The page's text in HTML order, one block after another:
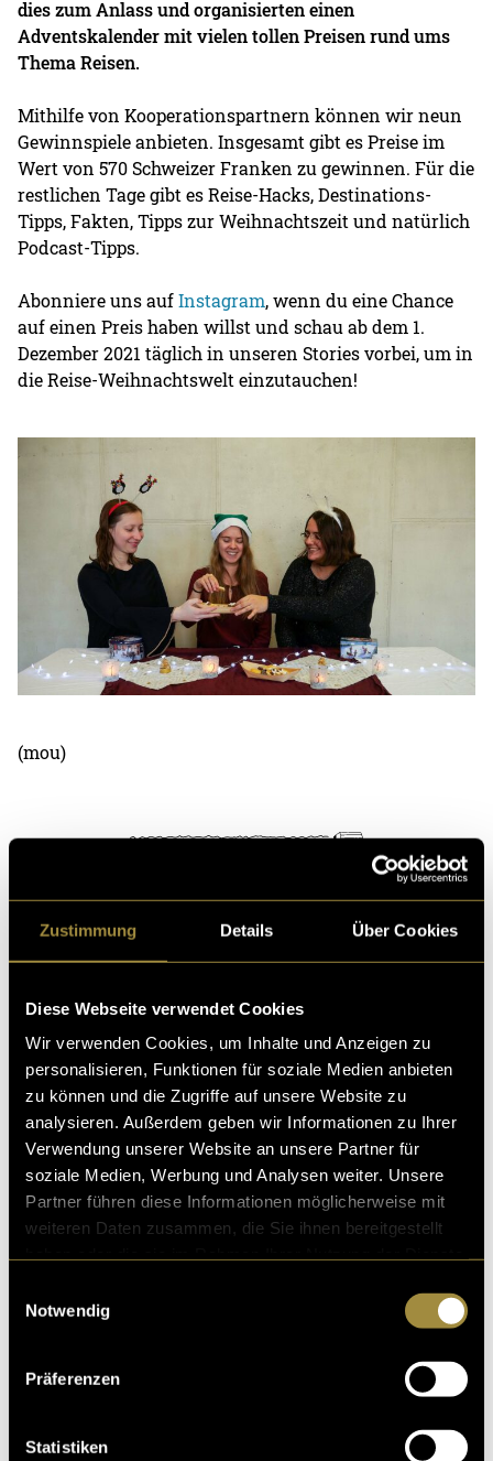
Zustimmung Details Über Cookies
Diese Webseite verwendet Cookies
Wir verwenden Cookies, um Inhalte und Anzeigen zu
personalisieren, Funktionen für soziale Medien anbieten
zu können und die Zugriffe auf unsere Website zu
analysieren. Außerdem geben wir Informationen zu Ihrer
Verwendung unserer Website an unsere Partner für
soziale Medien, Werbung und Analysen weiter. Unsere
Partner führen diese Informationen möglicherweise mit
weiteren Daten zusammen, die Sie ihnen bereitgestellt
Notwendig
Präferenzen
Statistiken
dies zum Anlass und organisierten einen
Adventskalender mit vielen tollen Preisen rund ums
Thema Reisen.
Mithilfe von Kooperationspartnern können wir neun
Gewinnspiele anbieten. Insgesamt gibt es Preise im
Wert von 570 Schweizer Franken zu gewinnen. Für die
restlichen Tage gibt es Reise-Hacks, Destinations-
Tipps, Fakten, Tipps zur Weihnachtszeit und natürlich
Podcast-Tipps.
Abonniere uns aufInstagram, wenn du eine Chance
auf einen Preis haben willst und schau ab dem 1.
Dezember 2021 täglich in unseren Stories vorbei, um in
die Reise-Weihnachtswelt einzutauchen!
(mou)
Ähnliche Artikel